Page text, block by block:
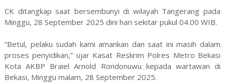
CK ditangkap saat bersembunyi di wilayah Tangerang pada
Minggu, 28 September 2025 dini hari sekitar pukul 04.00 WIB.
“Betul, pelaku sudah kami amankan dan saat ini masih dalam
proses penyidikan,” ujar Kasat Reskrim Polres Metro Bekasi
Kota AKBP Braiel Arnold Rondonuwu kepada wartawan di
Bekasi, Minggu malam, 28 September 2025.